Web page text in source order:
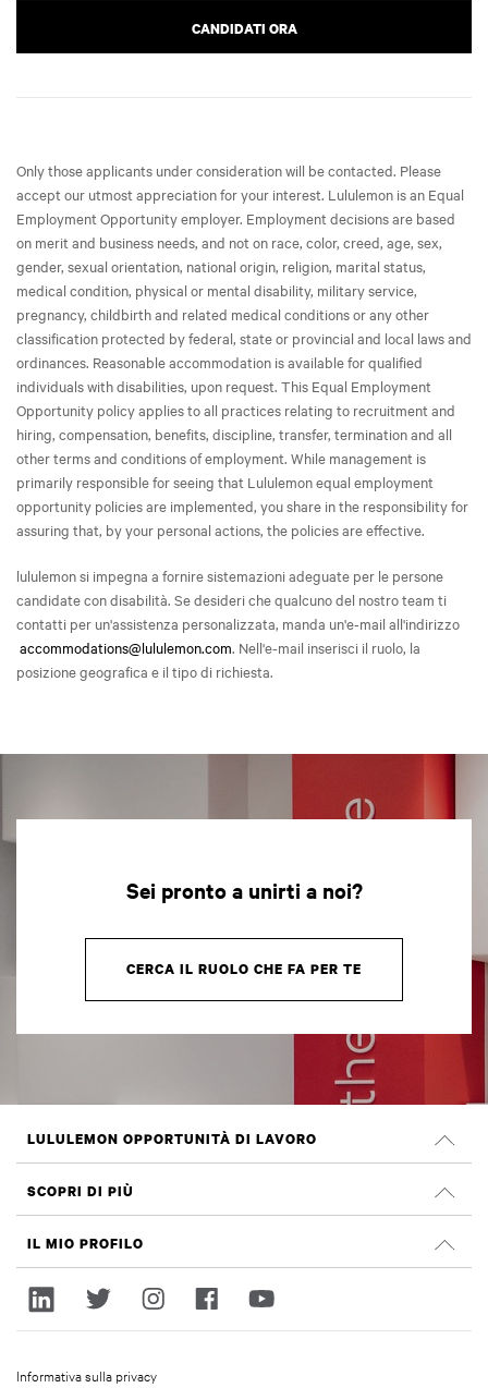
CANDIDATI ORA
Only those applicants under consideration will be contacted. Please
accept our utmost appreciation for your interest. Lululemon is an Equal
Employment Opportunity employer. Employment decisions are based
on merit and business needs, and not on race, color, creed, age, sex,
gender, sexual orientation, national origin, religion, marital status,
medical condition, physical or mental disability, military service,
pregnancy, childbirth and related medical conditions or any other
classification protected by federal, state or provincial and local laws and
ordinances. Reasonable accommodation is available for qualified
individuals with disabilities, upon request. This Equal Employment
Opportunity policy applies to all practices relating to recruitment and
hiring, compensation, benefits, discipline, transfer, termination and all
other terms and conditions of employment. While management is
primarily responsible for seeing that Lululemon equal employment
opportunity policies are implemented, you share in the responsibility for
assuring that, by your personal actions, the policies are effective.
lululemon si impegna a fornire sistemazioni adeguate per le persone
candidate con disabilità. Se desideri che qualcuno del nostro team ti
contatti per un'assistenza personalizzata, manda un'e-mail all'indirizzo
accommodations@lululemon.com. Nell'e-mail inserisci il ruolo, la
posizione geografica e il tipo di richiesta.
Sei pronto a unirti a noi?
CERCA IL RUOLO CHE FA PER TE
LULULEMON OPPORTUNITÀ DI LAVORO
Cerca Lavori
SCOPRI DI PIÙ
Sostenibilità e impatto sociale
lululemon.com
IL MIO PROFILO
Accedi
Informativa sulla privacy